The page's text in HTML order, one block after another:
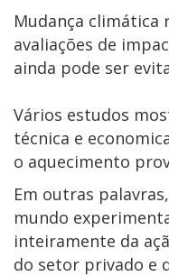
Mudança climática
avaliações de
ainda pode ser
Vários estudos
técnica e
o aquecimento
Em outras
mundo
inteiramente da
do setor privado e